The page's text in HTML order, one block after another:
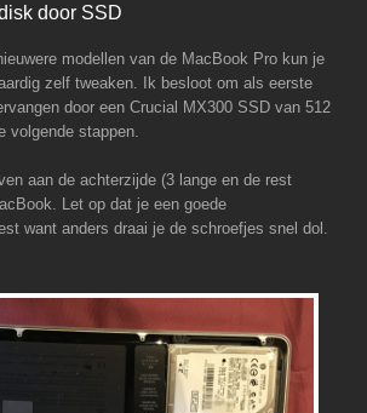
door SSD
modellen van de MacBook Pro kun je
zelf tweaken. Ik besloot om als eerste
door een Crucial MX300 SSD van 512
volgende stappen.
aan de achterzijde (3 lange en de rest
Let op dat je een goede
want anders draai je de schroefjes snel dol.